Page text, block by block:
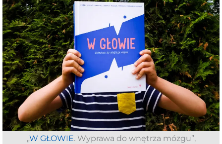
„W GŁOWIE. Wyprawa do wnętrza mózgu”,